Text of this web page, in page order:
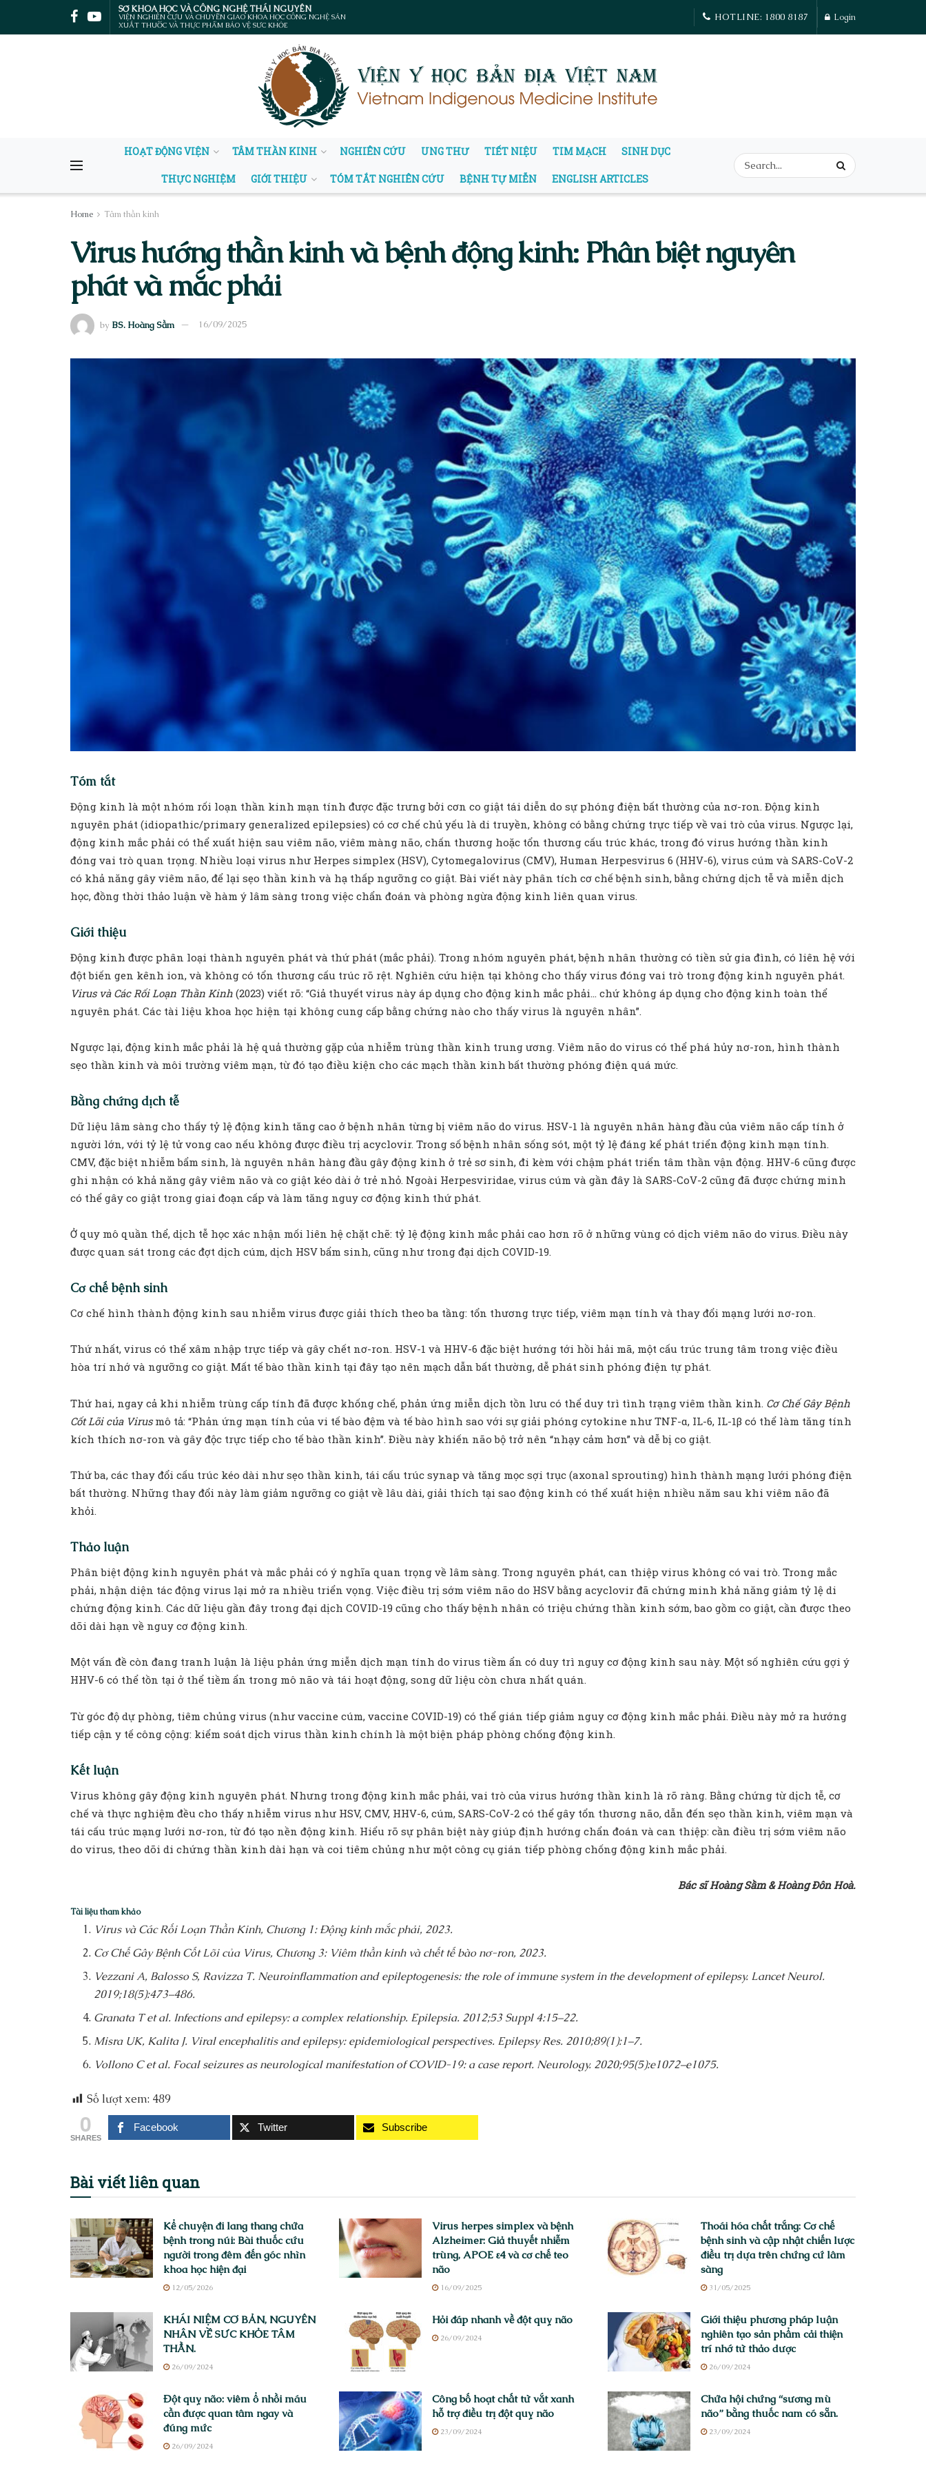
SỞ KHOA HỌC VÀ CÔNG NGHỆ THÁI NGUYÊN
VIỆN NGHIÊN CỨU VÀ CHUYỂN GIAO KHOA HỌC CÔNG NGHỆ SẢN
XUẤT THUỐC VÀ THỰC PHẨM BẢO VỆ SỨC KHỎE
HOTLINE: 1800 8187 Login
HOẠT ĐỘNG VIỆN TÂM THẦN KINH NGHIÊN CỨU UNG THƯ TIẾT NIỆU TIM MẠCH SINH DỤC
THỰC NGHIỆM GIỚI THIỆU TÓM TẮT NGHIÊN CỨU BỆNH TỰ MIỄN ENGLISH ARTICLES
Home Tâm thần kinh
Virus hướng thần kinh và bệnh động kinh: Phân biệt nguyên
phát và mắc phải
by BS. Hoàng Sầm 16/09/2025
Tóm tắt
Động kinh là một nhóm rối loạn thần kinh mạn tính được đặc trưng bởi cơn co giật tái diễn do sự phóng điện bất thường của nơ-ron. Động kinh
nguyên phát (idiopathic/primary generalized epilepsies) có cơ chế chủ yếu là di truyền, không có bằng chứng trực tiếp về vai trò của virus. Ngược lại,
động kinh mắc phải có thể xuất hiện sau viêm não, viêm màng não, chấn thương hoặc tổn thương cấu trúc khác, trong đó virus hướng thần kinh
đóng vai trò quan trọng. Nhiều loại virus như Herpes simplex (HSV), Cytomegalovirus (CMV), Human Herpesvirus 6 (HHV-6), virus cúm và SARS-CoV-2
có khả năng gây viêm não, để lại sẹo thần kinh và hạ thấp ngưỡng co giật. Bài viết này phân tích cơ chế bệnh sinh, bằng chứng dịch tễ và miễn dịch
học, đồng thời thảo luận về hàm ý lâm sàng trong việc chẩn đoán và phòng ngừa động kinh liên quan virus.
Giới thiệu
Động kinh được phân loại thành nguyên phát và thứ phát (mắc phải). Trong nhóm nguyên phát, bệnh nhân thường có tiền sử gia đình, có liên hệ với
đột biến gen kênh ion, và không có tổn thương cấu trúc rõ rệt. Nghiên cứu hiện tại không cho thấy virus đóng vai trò trong động kinh nguyên phát.
Virus và Các Rối Loạn Thần Kinh (2023) viết rõ: “Giả thuyết virus này áp dụng cho động kinh mắc phải… chứ không áp dụng cho động kinh toàn thể
nguyên phát. Các tài liệu khoa học hiện tại không cung cấp bằng chứng nào cho thấy virus là nguyên nhân”.
Ngược lại, động kinh mắc phải là hệ quả thường gặp của nhiễm trùng thần kinh trung ương. Viêm não do virus có thể phá hủy nơ-ron, hình thành
sẹo thần kinh và môi trường viêm mạn, từ đó tạo điều kiện cho các mạch thần kinh bất thường phóng điện quá mức.
Bằng chứng dịch tễ
Dữ liệu lâm sàng cho thấy tỷ lệ động kinh tăng cao ở bệnh nhân từng bị viêm não do virus. HSV-1 là nguyên nhân hàng đầu của viêm não cấp tính ở
người lớn, với tỷ lệ tử vong cao nếu không được điều trị acyclovir. Trong số bệnh nhân sống sót, một tỷ lệ đáng kể phát triển động kinh mạn tính.
CMV, đặc biệt nhiễm bẩm sinh, là nguyên nhân hàng đầu gây động kinh ở trẻ sơ sinh, đi kèm với chậm phát triển tâm thần vận động. HHV-6 cũng được
ghi nhận có khả năng gây viêm não và co giật kéo dài ở trẻ nhỏ. Ngoài Herpesviridae, virus cúm và gần đây là SARS-CoV-2 cũng đã được chứng minh
có thể gây co giật trong giai đoạn cấp và làm tăng nguy cơ động kinh thứ phát.
Ở quy mô quần thể, dịch tễ học xác nhận mối liên hệ chặt chẽ: tỷ lệ động kinh mắc phải cao hơn rõ ở những vùng có dịch viêm não do virus. Điều này
được quan sát trong các đợt dịch cúm, dịch HSV bẩm sinh, cũng như trong đại dịch COVID-19.
Cơ chế bệnh sinh
Cơ chế hình thành động kinh sau nhiễm virus được giải thích theo ba tầng: tổn thương trực tiếp, viêm mạn tính và thay đổi mạng lưới nơ-ron.
Thứ nhất, virus có thể xâm nhập trực tiếp và gây chết nơ-ron. HSV-1 và HHV-6 đặc biệt hướng tới hồi hải mã, một cấu trúc trung tâm trong việc điều
hòa trí nhớ và ngưỡng co giật. Mất tế bào thần kinh tại đây tạo nên mạch dẫn bất thường, dễ phát sinh phóng điện tự phát.
Thứ hai, ngay cả khi nhiễm trùng cấp tính đã được khống chế, phản ứng miễn dịch tồn lưu có thể duy trì tình trạng viêm thần kinh. Cơ Chế Gây Bệnh
Cốt Lõi của Virusmô tả: “Phản ứng mạn tính của vi tế bào đệm và tế bào hình sao với sự giải phóng cytokine như TNF-α, IL-6, IL-1β có thể làm tăng tính
kích thích nơ-ron và gây độc trực tiếp cho tế bào thần kinh”. Điều này khiến não bộ trở nên “nhạy cảm hơn” và dễ bị co giật.
Thứ ba, các thay đổi cấu trúc kéo dài như sẹo thần kinh, tái cấu trúc synap và tăng mọc sợi trục (axonal sprouting) hình thành mạng lưới phóng điện
bất thường. Những thay đổi này làm giảm ngưỡng co giật về lâu dài, giải thích tại sao động kinh có thể xuất hiện nhiều năm sau khi viêm não đã
khỏi.
Thảo luận
Phân biệt động kinh nguyên phát và mắc phải có ý nghĩa quan trọng về lâm sàng. Trong nguyên phát, can thiệp virus không có vai trò. Trong mắc
phải, nhận diện tác động virus lại mở ra nhiều triển vọng. Việc điều trị sớm viêm não do HSV bằng acyclovir đã chứng minh khả năng giảm tỷ lệ di
chứng động kinh. Các dữ liệu gần đây trong đại dịch COVID-19 cũng cho thấy bệnh nhân có triệu chứng thần kinh sớm, bao gồm co giật, cần được theo
dõi dài hạn về nguy cơ động kinh.
Một vấn đề còn đang tranh luận là liệu phản ứng miễn dịch mạn tính do virus tiềm ẩn có duy trì nguy cơ động kinh sau này. Một số nghiên cứu gợi ý
HHV-6 có thể tồn tại ở thể tiềm ẩn trong mô não và tái hoạt động, song dữ liệu còn chưa nhất quán.
Từ góc độ dự phòng, tiêm chủng virus (như vaccine cúm, vaccine COVID-19) có thể gián tiếp giảm nguy cơ động kinh mắc phải. Điều này mở ra hướng
tiếp cận y tế công cộng: kiểm soát dịch virus thần kinh chính là một biện pháp phòng chống động kinh.
Kết luận
Virus không gây động kinh nguyên phát. Nhưng trong động kinh mắc phải, vai trò của virus hướng thần kinh là rõ ràng. Bằng chứng từ dịch tễ, cơ
chế và thực nghiệm đều cho thấy nhiễm virus như HSV, CMV, HHV-6, cúm, SARS-CoV-2 có thể gây tổn thương não, dẫn đến sẹo thần kinh, viêm mạn và
tái cấu trúc mạng lưới nơ-ron, từ đó tạo nền động kinh. Hiểu rõ sự phân biệt này giúp định hướng chẩn đoán và can thiệp: cần điều trị sớm viêm não
do virus, theo dõi di chứng thần kinh dài hạn và coi tiêm chủng như một công cụ gián tiếp phòng chống động kinh mắc phải.
Bác sĩ Hoàng Sầm & Hoàng Đôn Hoà.
Tài liệu tham khảo
Virus và Các Rối Loạn Thần Kinh, Chương 1: Động kinh mắc phải, 2023.
Cơ Chế Gây Bệnh Cốt Lõi của Virus, Chương 3: Viêm thần kinh và chết tế bào nơ-ron, 2023.
Vezzani A, Balosso S, Ravizza T. Neuroinflammation and epileptogenesis: the role of immune system in the development of epilepsy. Lancet Neurol.
2019;18(5):473–486.
Granata T et al. Infections and epilepsy: a complex relationship. Epilepsia. 2012;53 Suppl 4:15–22.
Misra UK, Kalita J. Viral encephalitis and epilepsy: epidemiological perspectives. Epilepsy Res. 2010;89(1):1–7.
Vollono C et al. Focal seizures as neurological manifestation of COVID-19: a case report. Neurology. 2020;95(5):e1072–e1075.
Số lượt xem: 489
0
SHARES
Facebook Twitter Subscribe
Bài viếtliên quan
Kể chuyện đi lang thang chữa
bệnh trong núi: Bài thuốc cứu
người trong đêm đến góc nhìn
khoa học hiện đại
12/05/2026
Virus herpes simplex và bệnh
Alzheimer: Giả thuyết nhiễm
trùng, APOE ε4 và cơ chế teo
não
16/09/2025
Thoái hóa chất trắng: Cơ chế
bệnh sinh và cập nhật chiến lược
điều trị dựa trên chứng cứ lâm
sàng
31/05/2025
KHÁI NIỆM CƠ BẢN, NGUYÊN
NHÂN VỀ SỨC KHỎE TÂM
THẦN.
26/09/2024
Hỏi đáp nhanh về đột quỵ não
26/09/2024
Giới thiệu phương pháp luận
nghiên tạo sản phẩm cải thiện
trí nhớ từ thảo dược
26/09/2024
Đột quỵ não: viêm ổ nhồi máu
cần được quan tâm ngay và
đúng mức
26/09/2024
Công bố hoạt chất từ vắt xanh
hỗ trợ điều trị đột quỵ não
23/09/2024
Chữa hội chứng “sương mù
não” bằng thuốc nam có sẵn.
23/09/2024